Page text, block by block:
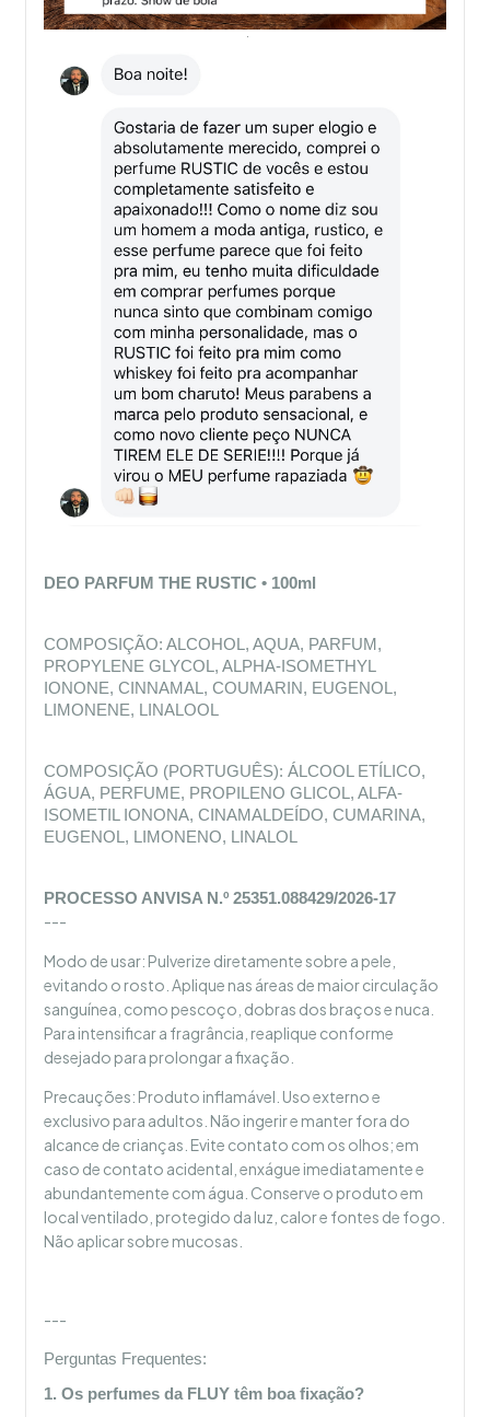
DEO PARFUM THE RUSTIC • 100ml
COMPOSIÇÃO: ALCOHOL, AQUA, PARFUM,
PROPYLENE GLYCOL, ALPHA-ISOMETHYL
IONONE, CINNAMAL, COUMARIN, EUGENOL,
LIMONENE, LINALOOL
COMPOSIÇÃO (PORTUGUÊS): ÁLCOOL ETÍLICO,
ÁGUA, PERFUME, PROPILENO GLICOL, ALFA-
ISOMETIL IONONA, CINAMALDEÍDO, CUMARINA,
EUGENOL, LIMONENO, LINALOL
PROCESSO ANVISA N.º 25351.088429/2026-17
---
Modo de usar: Pulverize diretamente sobre a pele,
evitando o rosto. Aplique nas áreas de maior circulação
sanguínea, como pescoço, dobras dos braços e nuca.
Para intensificar a fragrância, reaplique conforme
desejado para prolongar a fixação.
Precauções: Produto inflamável. Uso externo e
exclusivo para adultos. Não ingerir e manter fora do
alcance de crianças. Evite contato com os olhos; em
caso de contato acidental, enxágue imediatamente e
abundantemente com água. Conserve o produto em
local ventilado, protegido da luz, calor e fontes de fogo.
Não aplicar sobre mucosas.
---
Perguntas Frequentes:
1. Os perfumes da FLUY têm boa fixação?